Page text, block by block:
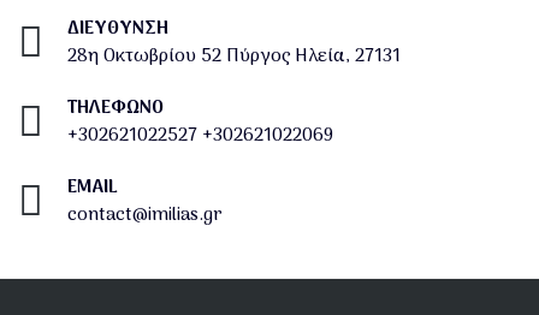
ΔΙΕΎΘΥΝΣΗ
28η Οκτωβρίου 52 Πύργος Ηλεία, 27131
ΤΗΛΕΦΩΝΟ
+302621022527 +302621022069
EMAIL
contact@imilias.gr